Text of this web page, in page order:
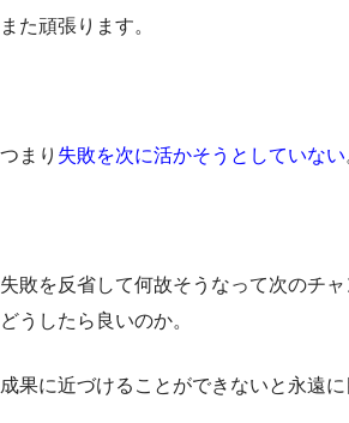
また頑張ります。
つまり 失敗を次に活かそうとしていない
失敗を反省して何故そうなって次のチ
どうしたら良いのか。
成果に近づけることができないと永遠に